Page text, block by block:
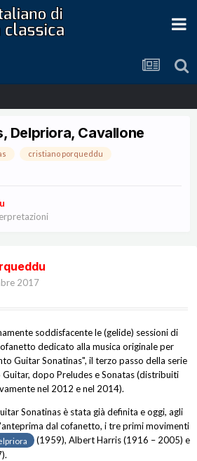
Delpriora, Cavallone
cristiano porqueddu
2017
soddisfacente le (gelide) sessioni di
dedicato alla musica originale per
Guitar Sonatinas", il terzo passo della serie
dopo Preludes e Sonatas (distribuiti
nel 2012 e nel 2014).
Sonatinas è stata già definita e oggi, agli
dal cofanetto, i tre primi movimenti
(1959), Albert Harris (1916 – 2005) e